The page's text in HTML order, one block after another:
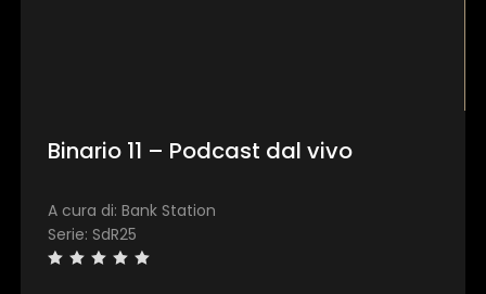
Binario 11 – Podcast dal vivo
A cura di: Bank Station
Serie: SdR25